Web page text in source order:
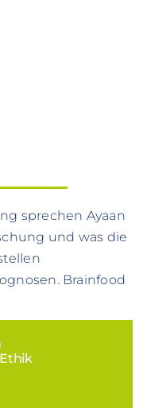
sprechen Ayaan
und was die
Brainfood